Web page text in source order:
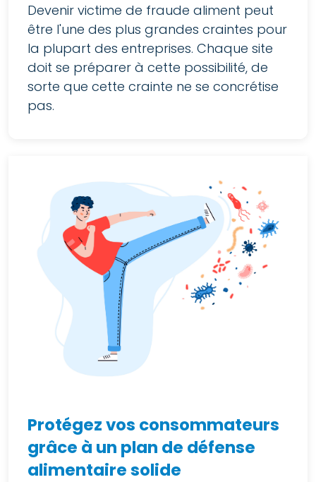
Devenir victime de fraude aliment peut
être l'une des plus grandes craintes pour
la plupart des entreprises. Chaque site
doit se préparer à cette possibilité, de
sorte que cette crainte ne se concrétise
pas.
Protégez vos consommateurs
grâce à un plan de défense
alimentaire solide